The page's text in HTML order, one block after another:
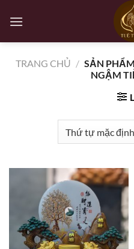
qua
TRANG CHỦ / SẢN
NGẬM